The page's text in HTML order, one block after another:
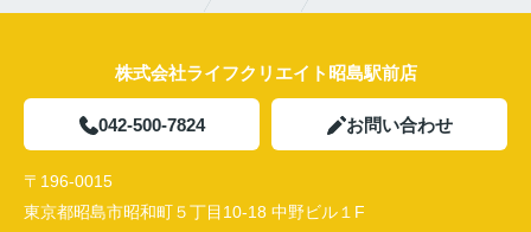
株式会社ライフクリエイト昭島駅前店
042-500-7824 お問い合わせ
〒196-0015
東京都昭島市昭和町５丁目10-18 中野ビル１F